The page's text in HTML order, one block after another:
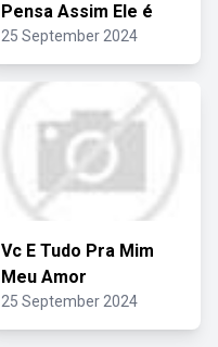
Pensa Assim Ele é
25 September 2024
Vc E Tudo Pra Mim
Meu Amor
25 September 2024